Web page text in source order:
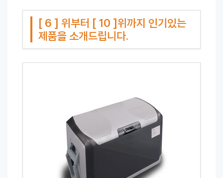
[ 6 ] 위부터 [ 10 ]위까지 인기있는
제품을 소개드립니다.